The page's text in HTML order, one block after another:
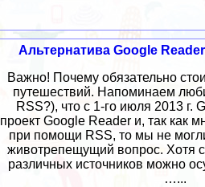
Альтернатива Google
Важно! Почему обязательно
путешествий. Напоминаем
RSS?), что c 1-го июля 2013 г.
проект Google Reader и, так как
при помощи RSS, то мы не
животрепещущий вопрос. Хотя
различных источников можно
…...